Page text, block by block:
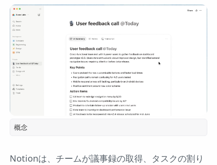
概念
Notionは、チームが議事録の取得、タスクの割り